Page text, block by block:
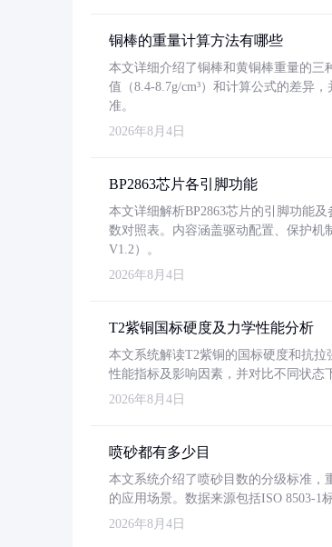
铜棒的重量计算方法有哪些
本文详细介绍了铜棒和黄铜棒重量的三
值（8.4-8.7g/cm³）和计算公式的差异
准。
2026年8月4日
BP2863芯片各引脚功能
本文详细解析BP2863芯片的引脚功能
数对照表。内容涵盖驱动配置、保护机
V1.2）。
2026年8月4日
T2紫铜国标硬度及力学性能分析
本文系统解读T2紫铜的国标硬度和抗拉
性能指标及影响因素，并对比不同状态
2026年8月4日
喷砂都有多少目
本文系统介绍了喷砂目数的分级标准，
的应用场景。数据来源包括ISO 8503-1
2026年8月4日